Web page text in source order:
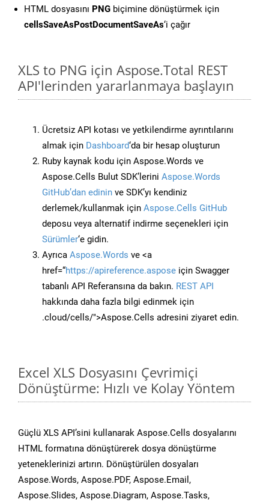
HTML dosyasını PNG biçimine dönüştürmek için
cellsSaveAsPostDocumentSaveAs‘i çağır
XLS to PNG için Aspose.Total REST
API'lerinden yararlanmaya başlayın
Ücretsiz API kotası ve yetkilendirme ayrıntılarını
almak için Dashboard‘da bir hesap oluşturun
Ruby kaynak kodu için Aspose.Words ve
Aspose.Cells Bulut SDK’lerini Aspose.Words
GitHub’dan edinin ve SDK’yı kendiniz
derlemek/kullanmak için Aspose.Cells GitHub
deposu veya alternatif indirme seçenekleri için
Sürümler‘e gidin.
Ayrıca Aspose.Words ve <a
href=“https://apireference.aspose için Swagger
tabanlı API Referansına da bakın. REST API
hakkında daha fazla bilgi edinmek için
.cloud/cells/">Aspose.Cells adresini ziyaret edin.
Excel XLS Dosyasını Çevrimiçi
Dönüştürme: Hızlı ve Kolay Yöntem
Güçlü XLS API’sini kullanarak Aspose.Cells dosyalarını
HTML formatına dönüştürerek dosya dönüştürme
yeteneklerinizi artırın. Dönüştürülen dosyaları
Aspose.Words, Aspose.PDF, Aspose.Email,
Aspose.Slides, Aspose.Diagram, Aspose.Tasks,